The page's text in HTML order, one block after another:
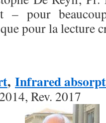
– pour
pour la lecture
, Infrared
2014, Rev. 2017